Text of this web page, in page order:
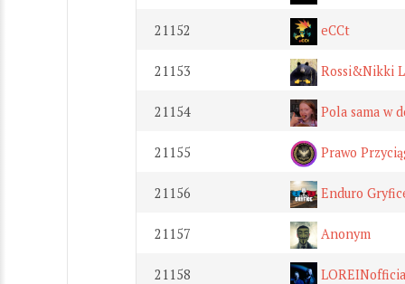
21152 eCCt
21153 Rossi&Nikki
21154 Pola sama w
21155 Prawo
21156 Enduro
21157 Anonym
21158